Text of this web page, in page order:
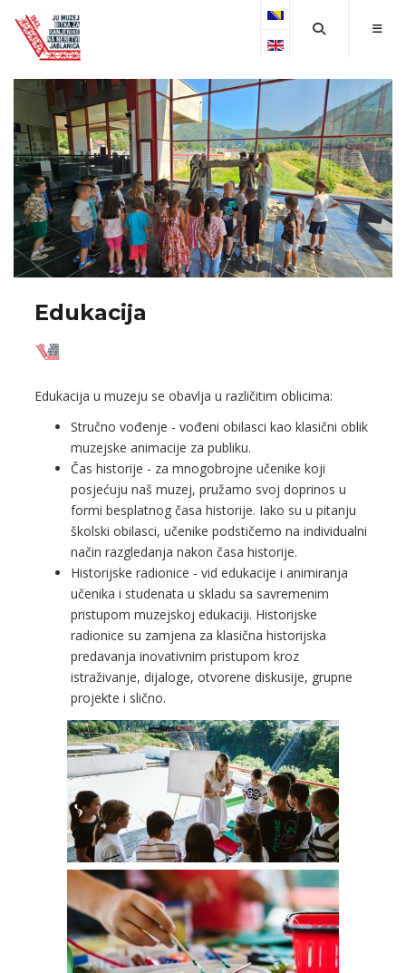
Select your language
Edukacija
Edukacija u muzeju se obavlja u različitim oblicima:
Stručno vođenje - vođeni obilasci kao klasični oblik
muzejske animacije za publiku.
Čas historije - za mnogobrojne učenike koji
posjećuju naš muzej, pružamo svoj doprinos u
formi besplatnog časa historije. Iako su u pitanju
školski obilasci, učenike podstičemo na individualni
način razgledanja nakon časa historije.
Historijske radionice - vid edukacije i animiranja
učenika i studenata u skladu sa savremenim
pristupom muzejskoj edukaciji. Historijske
radionice su zamjena za klasična historijska
predavanja inovativnim pristupom kroz
istraživanje, dijaloge, otvorene diskusije, grupne
projekte i slično.